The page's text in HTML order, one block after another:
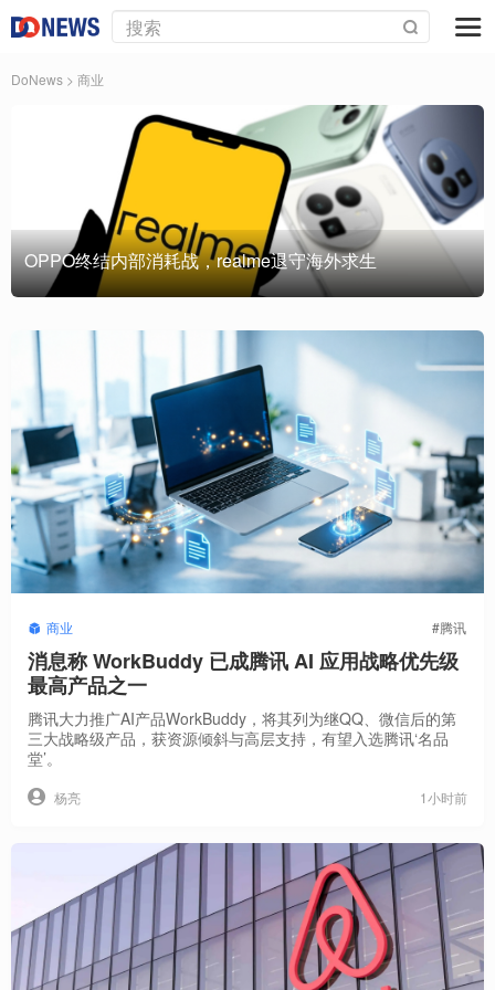
DoNews > 商业
OPPO终结内部消耗战，realme退守海外求生
商业 #腾讯
消息称 WorkBuddy 已成腾讯 AI 应用战略优先级
最高产品之一
腾讯大力推广AI产品WorkBuddy，将其列为继QQ、微信后的第
三大战略级产品，获资源倾斜与高层支持，有望入选腾讯‘名品
堂’。
杨亮 1小时前